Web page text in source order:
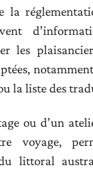
la
les
la liste des
ou d’un
voyage,
littoral